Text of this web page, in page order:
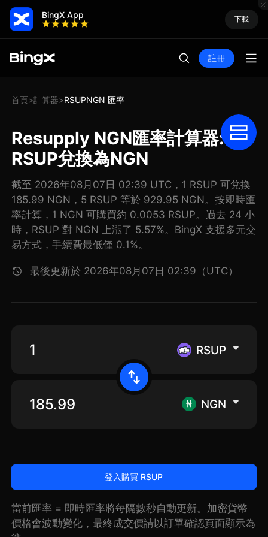
BingX App 下載
註冊
首頁>計算器>RSUPNGN 匯率
Resupply NGN匯率計算器: 把
RSUP兌換為NGN
截至 2026年08月07日 02:39 UTC，1 RSUP 可兌換
185.99 NGN，5 RSUP 等於 929.95 NGN。按即時匯
率計算，1 NGN 可購買約 0.0053 RSUP。過去 24 小
時，RSUP 對 NGN 上漲了 5.57%。BingX 支援多元交
易方式，手續費最低僅 0.1%。
最後更新於 2026年08月07日 02:39（UTC）
RSUP
NGN
登入購買 RSUP
當前匯率 = 即時匯率將每隔數秒自動更新。加密貨幣
價格會波動變化，最終成交價請以訂單確認頁面顯示為